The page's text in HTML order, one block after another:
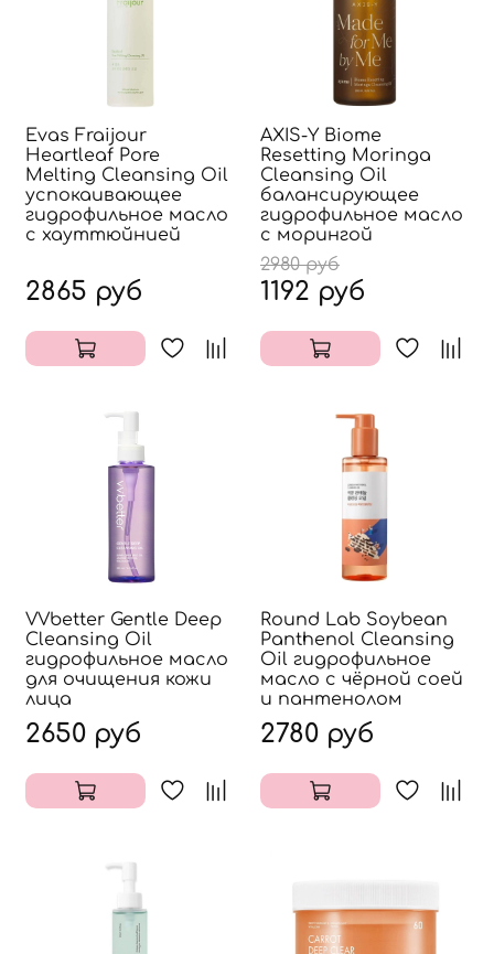
Evas Fraijour
Heartleaf Pore
Melting Cleansing Oil
успокаивающее
гидрофильное масло
с хауттюйнией
2865 руб
AXIS-Y Biome
Resetting Moringa
Cleansing Oil
балансирующее
гидрофильное масло
с морингой
2980 руб
1192 руб
VVbetter Gentle Deep
Cleansing Oil
гидрофильное масло
для очищения кожи
лица
2650 руб
Round Lab Soybean
Panthenol Cleansing
Oil гидрофильное
масло с чёрной соей
и пантенолом
2780 руб